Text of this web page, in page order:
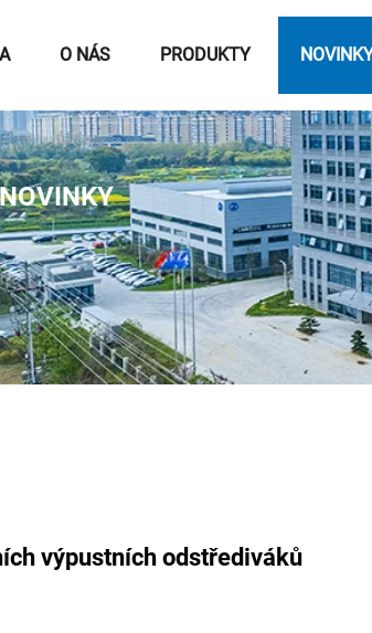
O NÁS PRODUKTY
NOVINKY
výpustních odstřediváků